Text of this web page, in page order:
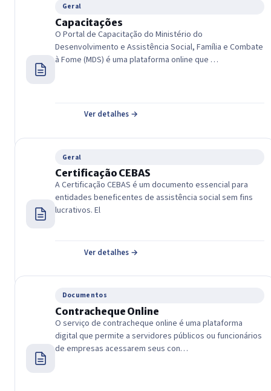
Geral
Capacitações
O Portal de Capacitação do Ministério do
Desenvolvimento e Assistência Social, Família e Combate
à Fome (MDS) é uma plataforma online que …
Ver detalhes →
Geral
Certificação CEBAS
A Certificação CEBAS é um documento essencial para
entidades beneficentes de assistência social sem fins
lucrativos. El
Ver detalhes →
Documentos
Contracheque Online
O serviço de contracheque online é uma plataforma
digital que permite a servidores públicos ou funcionários
de empresas acessarem seus con…